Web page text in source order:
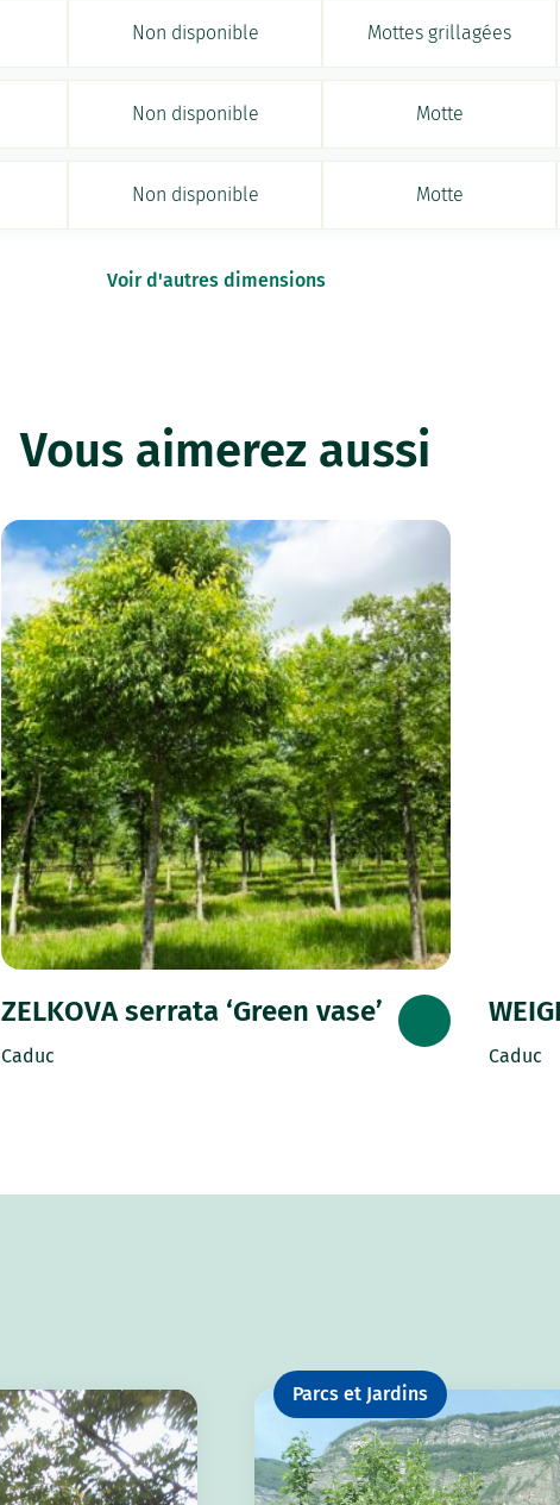
Non disponible Mottes grillagées
Non disponible Motte
Non disponible Motte
Voir d'autres dimensions
Vous aimerez aussi
ZELKOVA serrata ‘Green vase’
Caduc Caduc
Parcs et Jardins